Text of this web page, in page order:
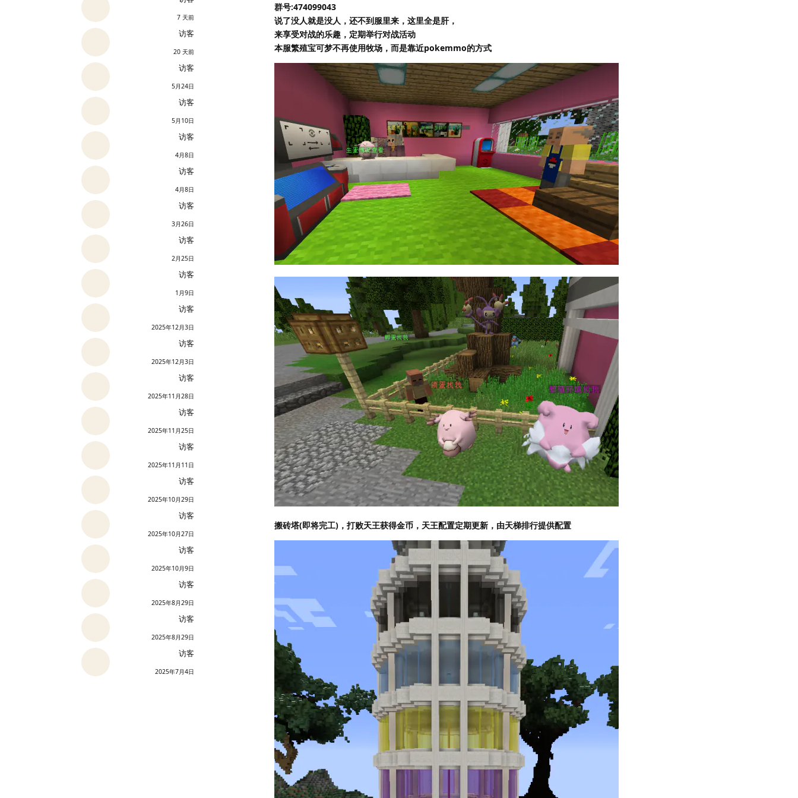
7 天前
访客
20 天前
访客
5月24日
访客
5月10日
访客
4月8日
访客
4月8日
访客
3月26日
访客
2月25日
访客
1月9日
访客
2025年12月3日
访客
2025年12月3日
访客
2025年11月28日
访客
2025年11月25日
访客
2025年11月11日
访客
2025年10月29日
访客
2025年10月27日
访客
2025年10月9日
访客
2025年8月29日
访客
2025年8月29日
访客
2025年7月4日
群号:474099043
说了没人就是没人，还不到服里来，这里全是肝，
来享受对战的乐趣，定期举行对战活动
本服繁殖宝可梦不再使用牧场，而是靠近pokemmo的方式
搬砖塔(即将完工)，打败天王获得金币，天王配置定期更新，由天梯排行提供配置